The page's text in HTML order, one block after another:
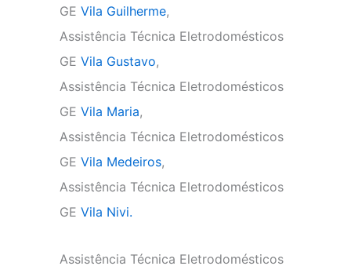
GE Vila Guilherme,
Assistência Técnica Eletrodomésticos
GE Vila Gustavo,
Assistência Técnica Eletrodomésticos
GE Vila Maria,
Assistência Técnica Eletrodomésticos
GE Vila Medeiros,
Assistência Técnica Eletrodomésticos
GE Vila Nivi.
Assistência Técnica Eletrodomésticos